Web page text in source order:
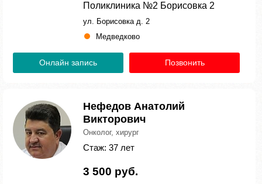
Поликлиника №2 Борисовка 2
ул. Борисовка д. 2
Медведково
Онлайн запись Позвонить
Нефедов Анатолий
Викторович
Онколог, хирург
Стаж: 37 лет
3 500 руб.